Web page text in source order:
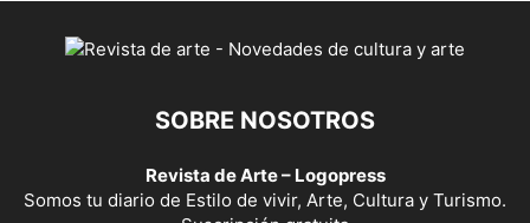
SOBRE NOSOTROS
Revista de Arte – Logopress
Somos tu diario de Estilo de vivir, Arte, Cultura y Turismo.